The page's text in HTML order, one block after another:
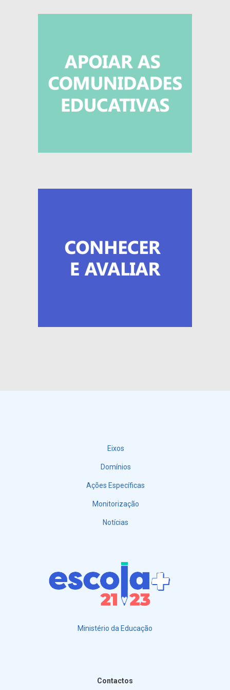
Eixos
Domínios
Ações Específicas
Monitorização
Notícias
Ministério da Educação
Contactos